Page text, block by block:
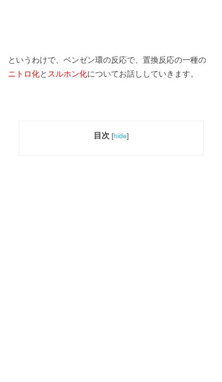
というわけで、ベンゼン環の反応で、置換反応の一種の
ニトロ化と スルホン化についてお話ししていきます。
目次 [hide]